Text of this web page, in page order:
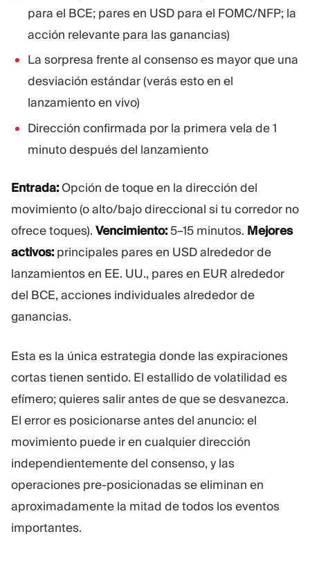
para el BCE; pares en USD para el FOMC/NFP; la
acción relevante para las ganancias)
La sorpresa frente al consenso es mayor que una
desviación estándar (verás esto en el
lanzamiento en vivo)
Dirección confirmada por la primera vela de 1
minuto después del lanzamiento
Entrada:Opción de toque en la dirección del
movimiento (o alto/bajo direccional si tu corredor no
ofrece toques). Vencimiento:5–15 minutos. Mejores
activos:principales pares en USD alrededor de
lanzamientos en EE. UU., pares en EUR alrededor
del BCE, acciones individuales alrededor de
ganancias.
Esta es la única estrategia donde las expiraciones
cortas tienen sentido. El estallido de volatilidad es
efímero; quieres salir antes de que se desvanezca.
El error es posicionarse antes del anuncio: el
movimiento puede ir en cualquier dirección
independientemente del consenso, y las
operaciones pre-posicionadas se eliminan en
aproximadamente la mitad de todos los eventos
importantes.